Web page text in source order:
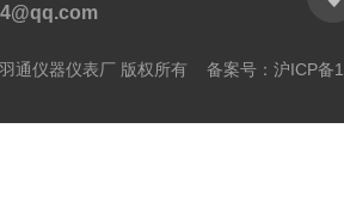
通仪器仪表厂 版权所有 备案号：沪ICP备